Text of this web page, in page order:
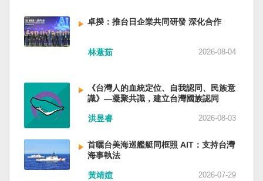
卓揆：推台日企業共同研發 深化合作
林薏茹 2026-08-04
《台灣人的血統定位、自我認同、民族意
識》—凝聚共識，建立台灣國族認同
洪昱睿 2026-08-03
首曬台美海巡艦艇同框照 AIT：支持台灣
海事執法
黃靖媗 2026-07-29